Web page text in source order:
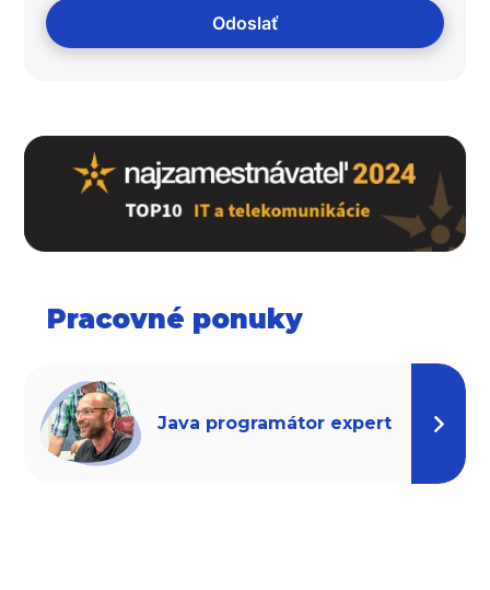
Pracovné ponuky
Java programátor expert